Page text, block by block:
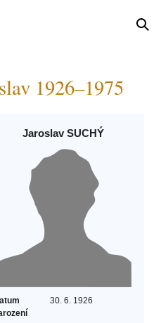
1926–1975
Jaroslav SUCHÝ
30. 6. 1926